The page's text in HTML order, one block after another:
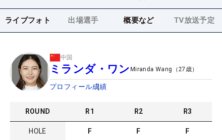
ライブフォト 出場選手 概要など TV放送予定
中国
ミランダ・ワン Miranda Wang （ 27 歳）
プロフィール成績
ROUND R1 R2 R3
HOLE F F F